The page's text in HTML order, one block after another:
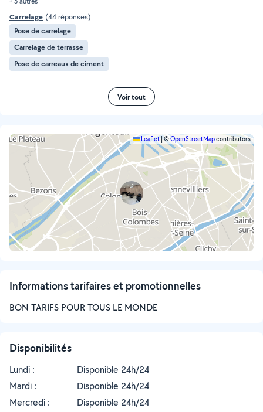
Carrelage (44 réponses)
Pose de carrelage
Carrelage de terrasse
Pose de carreaux de ciment
Voir tout
Leaflet|©OpenStreetMapcontributors
Informations tarifaires et promotionnelles
BON TARIFS POUR TOUS LE MONDE
Disponibilités
Lundi :
Disponible 24h/24
Mardi :
Disponible 24h/24
Mercredi :
Disponible 24h/24